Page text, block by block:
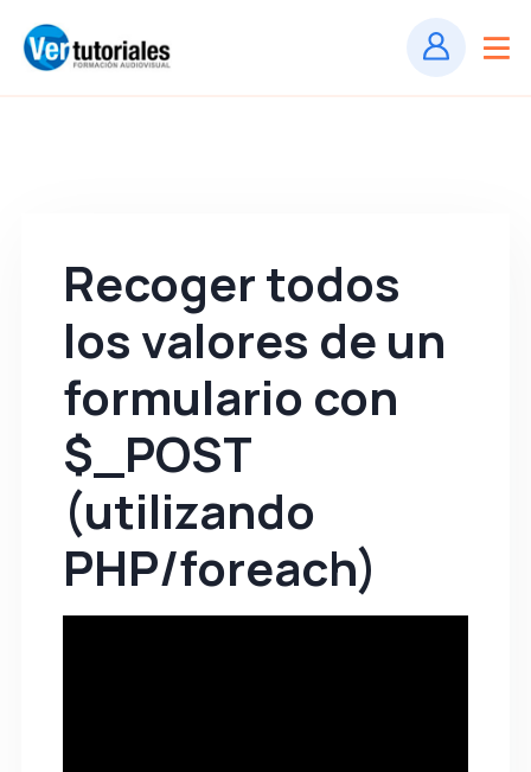
Recoger todos
los valores de un
formulario con
$_POST
(utilizando
PHP/foreach)